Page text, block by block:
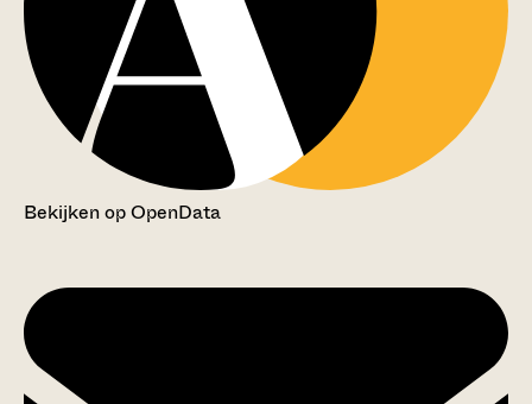
Bekijken op OpenData